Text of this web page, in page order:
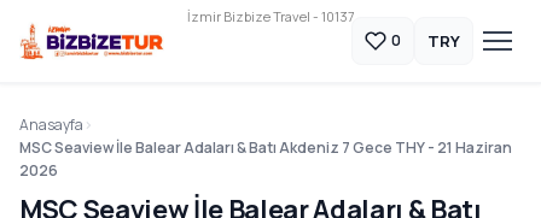
İzmir Bizbize Travel - 10137
0 TRY
Anasayfa
MSC Seaview İle Balear Adaları & Batı Akdeniz 7 Gece THY - 21 Haziran
2026
MSC Seaview İle Balear Adaları & Batı